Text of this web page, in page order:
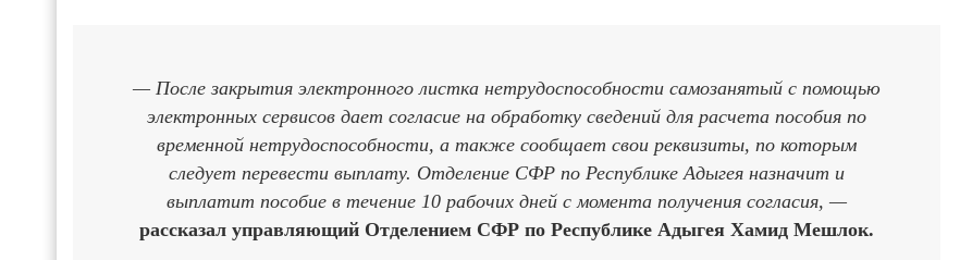
— После закрытия электронного листка нетрудоспособности самозанятый с помощью
электронных сервисов дает согласие на обработку сведений для расчета пособия по
временной нетрудоспособности, а также сообщает свои реквизиты, по которым
следует перевести выплату. Отделение СФР по Республике Адыгея назначит и
выплатит пособие в течение 10 рабочих дней с момента получения согласия, —
рассказал управляющий Отделением СФР по Республике Адыгея Хамид Мешлок.